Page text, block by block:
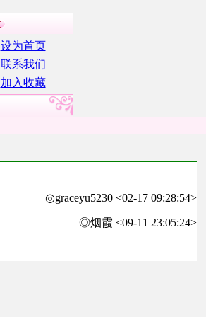
设为首页
联系我们
加入收藏
◎graceyu5230 <02-17 09:28:54>
◎烟霞 <09-11 23:05:24>